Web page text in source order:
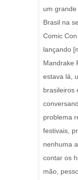
um
Brasil na
Comic
lançando
Mandrake
estava lá,
brasileiros
problema
festivais,
nenhuma
contar os
mão,